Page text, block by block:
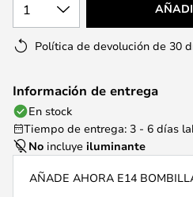
1
Política de devolución de 30
Información de entrega
En stock
Tiempo de entrega: 3 - 6 días
No incluye iluminante
AÑADE AHORA E14